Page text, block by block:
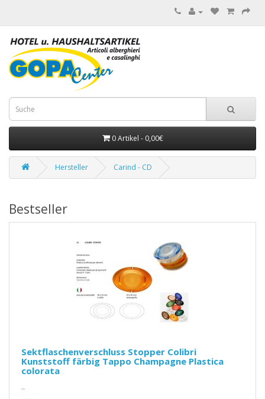
0 Artikel - 0,00€
Hersteller Carind - CD
Bestseller
Sektflaschenverschluss Stopper Colibri
Kunststoff färbig Tappo Champagne Plastica
colorata
..